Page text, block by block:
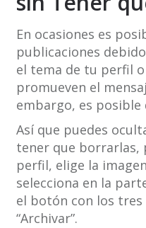
En ocasiones es
publicaciones
el tema de tu perfil
promueven el
embargo, es posible
Así que puedes
tener que borrarlas,
perfil, elige la
selecciona en la
el botón con los
“Archivar”.